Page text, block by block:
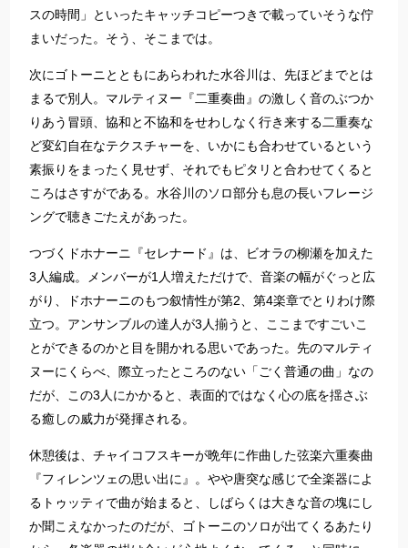
スの時間」といったキャッチコピーつきで載っていそうな佇
まいだった。そう、そこまでは。
次にゴトーニとともにあらわれた水谷川は、先ほどまでとは
まるで別人。マルティヌー『二重奏曲』の激しく音のぶつか
りあう冒頭、協和と不協和をせわしなく行き来する二重奏な
ど変幻自在なテクスチャーを、いかにも合わせているという
素振りをまったく見せず、それでもピタリと合わせてくると
ころはさすがである。水谷川のソロ部分も息の長いフレージ
ングで聴きごたえがあった。
つづくドホナーニ『セレナード』は、ビオラの柳瀬を加えた
3人編成。メンバーが1人増えただけで、音楽の幅がぐっと広
がり、ドホナーニのもつ叙情性が第2、第4楽章でとりわけ際
立つ。アンサンブルの達人が3人揃うと、ここまですごいこ
とができるのかと目を開かれる思いであった。先のマルティ
ヌーにくらべ、際立ったところのない「ごく普通の曲」なの
だが、この3人にかかると、表面的ではなく心の底を揺さぶ
る癒しの威力が発揮される。
休憩後は、チャイコフスキーが晩年に作曲した弦楽六重奏曲
『フィレンツェの思い出に』。やや唐突な感じで全楽器によ
るトゥッティで曲が始まると、しばらくは大きな音の塊にし
か聞こえなかったのだが、ゴトーニのソロが出てくるあたり